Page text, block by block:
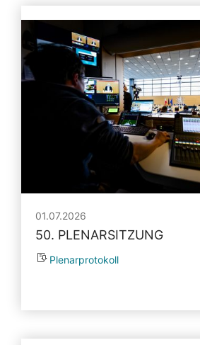
01.07.2026
50. PLENARSITZUNG
Plenarprotokoll